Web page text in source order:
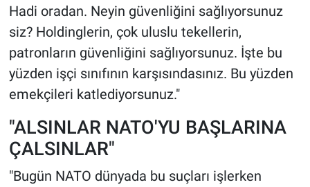
Hadi oradan. Neyin güvenliğini sağlıyorsunuz
siz? Holdinglerin, çok uluslu tekellerin,
patronların güvenliğini sağlıyorsunuz. İşte bu
yüzden işçi sınıfının karşısındasınız. Bu yüzden
emekçileri katlediyorsunuz."
"ALSINLAR NATO'YU BAŞLARINA
ÇALSINLAR"
"Bugün NATO dünyada bu suçları işlerken